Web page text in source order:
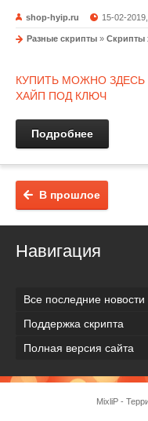
shop-hyip.ru 15-02-
Разные скрипты » Скрипты
КУПИТЬ МОЖНО ЗДЕСЬ
ХАЙП ПОД КЛЮЧ
Подробнее
В прошлое
Навигация
Все последние новости
Поддержка скрипта
Полная версия сайта
MixliP -